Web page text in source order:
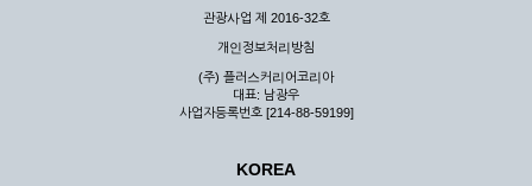
관광사업 제 2016-32호
개인정보처리방침
(주) 플러스커리어코리아
대표: 남광우
사업자등록번호 [214-88-59199]
KOREA